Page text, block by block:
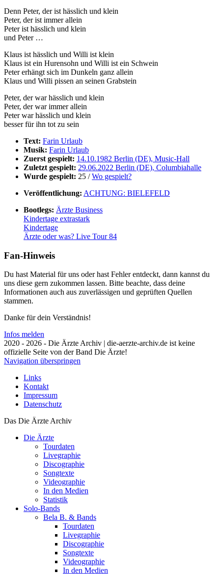
Denn Peter, der ist hässlich und klein
Peter, der ist immer allein
Peter ist hässlich und klein
und Peter …
Klaus ist hässlich und Willi ist klein
Klaus ist ein Hurensohn und Willi ist ein Schwein
Peter erhängt sich im Dunkeln ganz allein
Klaus und Willi pissen an seinen Grabstein
Peter, der war hässlich und klein
Peter, der war immer allein
Peter war hässlich und klein
besser für ihn tot zu sein
Text: Farin Urlaub
Musik: Farin Urlaub
Zuerst gespielt: 14.10.1982 Berlin (DE), Music-Hall
Zuletzt gespielt: 29.06.2022 Berlin (DE), Columbiahalle
Wurde gespielt: 25 /Wo gespielt?
Veröffentlichung: ACHTUNG: BIELEFELD
Bootlegs: Ärzte Business
Kindertage extrastark
Kindertage
Ärzte oder was? Live Tour 84
Fan-Hinweis
Du hast Material für uns oder hast Fehler entdeckt, dann kannst du
uns diese gern zukommen lassen. Bitte beachte, dass deine
Informationen auch aus zuverlässigen und geprüften Quellen
stammen.
Danke für dein Verständnis!
Infos melden
2020 - 2026 - Die Ärzte Archiv | die-aerzte-archiv.de ist keine
offizielle Seite von der Band Die Ärzte!
Navigation überspringen
Links
Kontakt
Impressum
Datenschutz
Das Die Ärzte Archiv
Die Ärzte
Tourdaten
Livegraphie
Discographie
Songtexte
Videographie
In den Medien
Statistik
Solo-Bands
Bela B. & Bands
Tourdaten
Livegraphie
Discographie
Songtexte
Videographie
In den Medien